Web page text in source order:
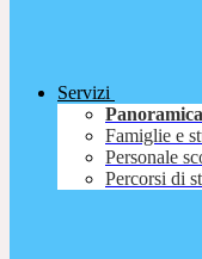
Servizi
Panoramica
Famiglie e
Personale
Percorsi di